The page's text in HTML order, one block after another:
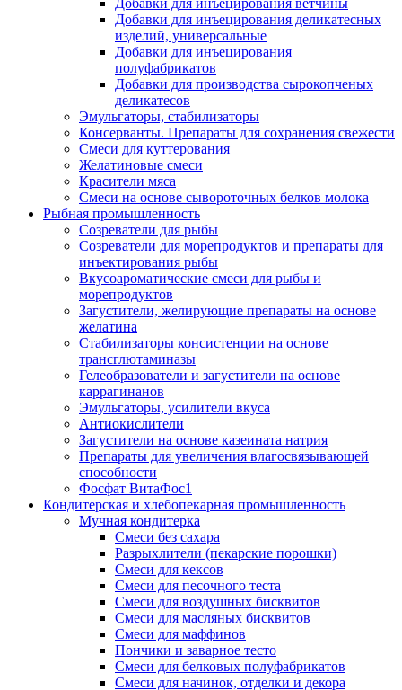
Добавки для инъецирования ветчины
Добавки для инъецирования деликатесных
изделий, универсальные
Добавки для инъецирования
полуфабрикатов
Добавки для производства сырокопченых
деликатесов
Эмульгаторы, стабилизаторы
Консерванты. Препараты для сохранения свежести
Смеси для куттерования
Желатиновые смеси
Красители мяса
Смеси на основе сывороточных белков молока
Рыбная промышленность
Созреватели для рыбы
Созреватели для морепродуктов и препараты для
инъектирования рыбы
Вкусоароматические смеси для рыбы и
морепродуктов
Загустители, желирующие препараты на основе
желатина
Стабилизаторы консистенции на основе
трансглютаминазы
Гелеобразователи и загустители на основе
каррагинанов
Эмульгаторы, усилители вкуса
Антиокислители
Загустители на основе казеината натрия
Препараты для увеличения влагосвязывающей
способности
Фосфат ВитаФос1
Кондитерская и хлебопекарная промышленность
Мучная кондитерка
Смеси без сахара
Разрыхлители (пекарские порошки)
Смеси для кексов
Смеси для песочного теста
Смеси для воздушных бисквитов
Смеси для масляных бисквитов
Смеси для маффинов
Пончики и заварное тесто
Cмеси для белковых полуфабрикатов
Смеси для начинок, отделки и декора